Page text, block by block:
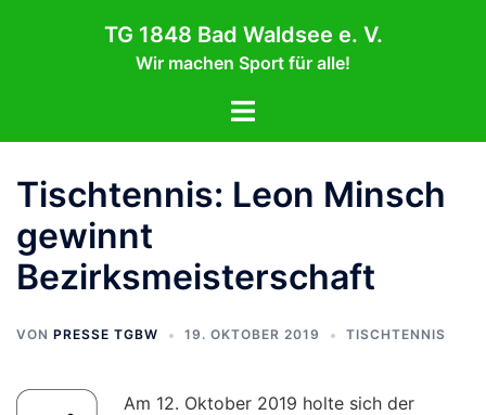
TG 1848 Bad Waldsee e. V.
Wir machen Sport für alle!
Menü
Tischtennis: Leon Minsch
gewinnt
Bezirksmeisterschaft
VON PRESSE TGBW 19. OKTOBER 2019 TISCHTENNIS
Am 12. Oktober 2019 holte sich der